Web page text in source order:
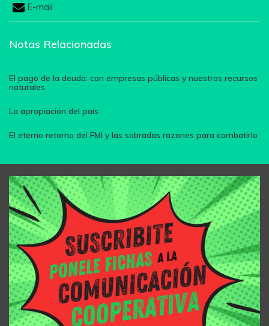
E-mail
Notas Relacionadas
El pago de la deuda: con empresas públicas y nuestros recursos
naturales
La apropiación del país
El eterno retorno del FMI y las sobradas razones para combatirlo